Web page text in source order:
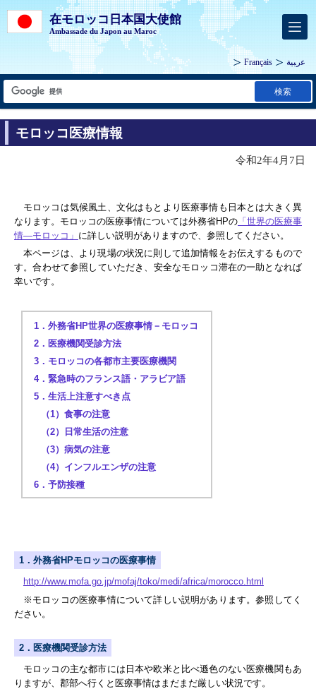
在モロッコ日本国大使館
Ambassade du Japon au Maroc
Français ﻋرﺒﻴﺔ
検索
モロッコ医療情報
令和2年4月7日
モロッコは気候風土、文化はもとより医療事情も日本とは大きく異
なります。モロッコの医療事情については外務省HPの 「世界の医療事
情―モロッコ」 に詳しい説明がありますので、参照してください。
本ページは、より現場の状況に則して追加情報をお伝えするもので
す。合わせて参照していただき、安全なモロッコ滞在の一助となれば
幸いです。
1．外務省HP世界の医療事情－モロッコ
2．医療機関受診方法
3．モロッコの各都市主要医療機関
4．緊急時のフランス語・アラビア語
5．生活上注意すべき点
（1）食事の注意
（2）日常生活の注意
（3）病気の注意
（4）インフルエンザの注意
6．予防接種
1．外務省HPモロッコの医療事情
http://www.mofa.go.jp/mofaj/toko/medi/africa/morocco.html
※モロッコの医療事情について詳しい説明があります。参照してく
ださい。
2．医療機関受診方法
モロッコの主な都市には日本や欧米と比べ遜色のない医療機関もあ
りますが、郡部へ行くと医療事情はまだまだ厳しい状況です。